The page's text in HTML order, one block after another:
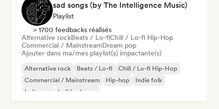
sad songs (by The Intelligence Music)
Playlist
> 1700 feedbacks réalisés
Alternative rockBeats / Lo-fiChill / Lo-fi Hip-Hop
Commercial / MainstreamDream pop
Ajouter dans ma/mes playlist(s) impactante(s)
Alternative rock Beats / Lo-fi
Chill / Lo-fi Hip-Hop
Commercial / Mainstream
Hip-hop
Indie folk
Indie pop
Lofi bedroom